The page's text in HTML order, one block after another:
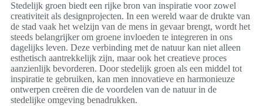
Stedelijk groen biedt een rijke bron van inspiratie voor zowel
creativiteit als designprojecten. In een wereld waar de drukte van
de stad vaak het welzijn van de mens in gevaar brengt, wordt het
steeds belangrijker om groene invloeden te integreren in ons
dagelijks leven. Deze verbinding met de natuur kan niet alleen
esthetisch aantrekkelijk zijn, maar ook het creatieve proces
aanzienlijk bevorderen. Door stedelijk groen als een middel tot
inspiratie te gebruiken, kan men innovatieve en harmonieuze
ontwerpen creëren die de voordelen van de natuur in de
stedelijke omgeving benadrukken.